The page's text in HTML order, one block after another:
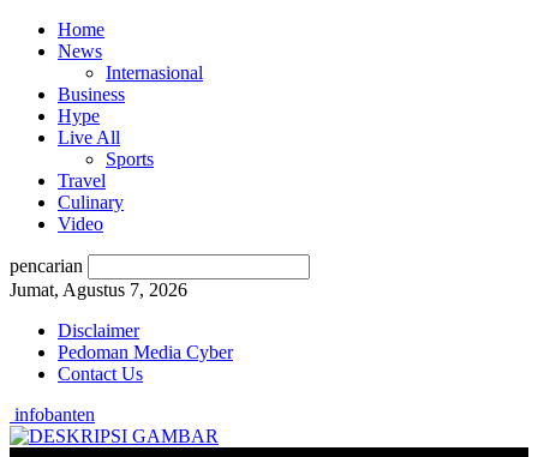
Home
News
Internasional
Business
Hype
Live All
Sports
Travel
Culinary
Video
pencarian
Jumat, Agustus 7, 2026
Disclaimer
Pedoman Media Cyber
Contact Us
infobanten